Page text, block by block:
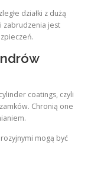
działki z dużą
zabrudzenia jest
coatings, czyli
Chronią one
mogą być